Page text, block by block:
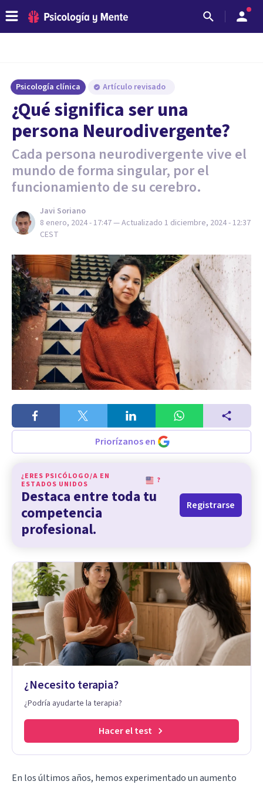
Psicología clínica Artículo revisado
¿Qué significa ser una
persona Neurodivergente?
Cada persona neurodivergente vive el
mundo de forma singular, por el
funcionamiento de su cerebro.
Javi Soriano
8 enero, 2024 - 17:47— Actualizado 1 diciembre, 2024 - 12:37
CEST
Priorízanos en
¿ERES PSICÓLOGO/A EN
ESTADOS UNIDOS
?
Destaca entre toda tu
competencia
profesional.
Registrarse
¿Necesito terapia?
¿Podría ayudarte la terapia?
Hacer el test
En los últimos años, hemos experimentado un aumento